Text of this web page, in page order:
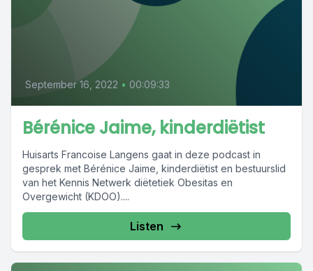
September 16, 2022 • 00:09:33
Bérénice Jaime, kinderdiëtist
Huisarts Francoise Langens gaat in deze podcast in
gesprek met Bérénice Jaime, kinderdiëtist en bestuurslid
van het Kennis Netwerk diëtetiek Obesitas en
Overgewicht (KDOO)....
Listen